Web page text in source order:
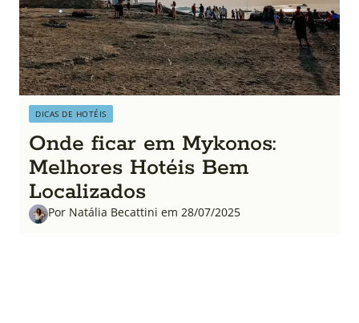
DICAS DE HOTÉIS
Onde ficar em Mykonos:
Melhores Hotéis Bem
Localizados
Por Natália Becattini em 28/07/2025